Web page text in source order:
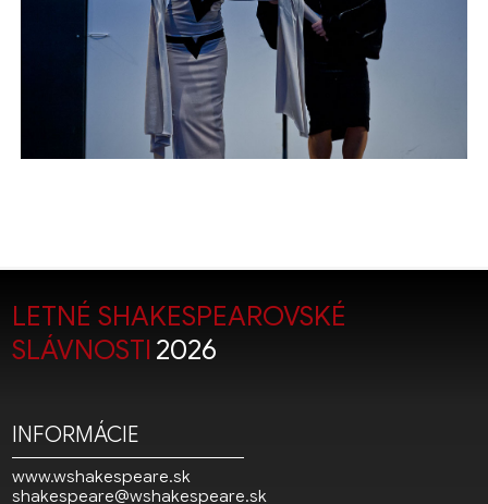
LETNÉ SHAKESPEAROVSKÉ
SLÁVNOSTI 2026
INFORMÁCIE
www.wshakespeare.sk
shakespeare@wshakespeare.sk